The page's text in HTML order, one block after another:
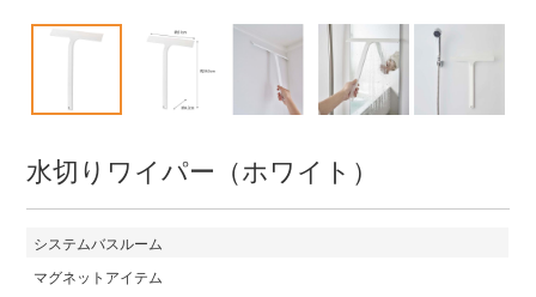
水切りワイパー（ホワイト）
システムバスルーム
マグネットアイテム